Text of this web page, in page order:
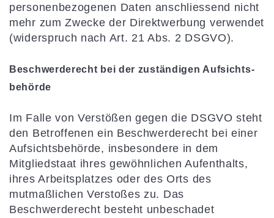
personenbezogenen Daten anschliessend nicht
mehr zum Zwecke der Direktwerbung verwendet
(widerspruch nach Art. 21 Abs. 2 DSGVO).
Beschwerde­recht bei der zuständigen Aufsichts­
behörde
Im Falle von Verstößen gegen die DSGVO steht
den Betroffenen ein Beschwerderecht bei einer
Aufsichtsbehörde, insbesondere in dem
Mitgliedstaat ihres gewöhnlichen Aufenthalts,
ihres Arbeitsplatzes oder des Orts des
mutmaßlichen Verstoßes zu. Das
Beschwerderecht besteht unbeschadet